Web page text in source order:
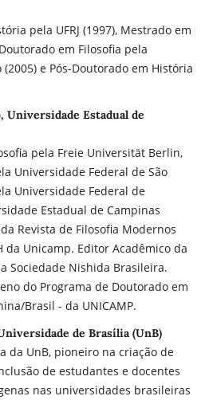
pela UFRJ (1997), Mestrado em
em Filosofia pela
e Pós-Doutorado em História
Estadual de
pela Freie Universität Berlin,
Universidade Federal de São
Universidade Federal de
Estadual de Campinas
Revista de Filosofia Modernos
da Unicamp. Editor Acadêmico da
Sociedade Nishida Brasileira.
do Programa de Doutorado em
Brasil - da UNICAMP.
de Brasília (UnB)
da UnB, pioneiro na criação de
de estudantes e docentes
nas universidades brasileiras